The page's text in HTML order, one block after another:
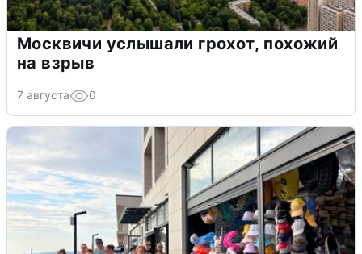
Москвичи услышали грохот, похожий
на взрыв
7 августа 0